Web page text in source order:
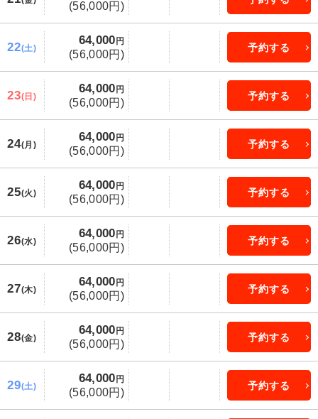
(56,000円)
22(土)
64,000 円
(56,000円)
予約する
23(日)
64,000 円
(56,000円)
予約する
24(月)
64,000 円
(56,000円)
予約する
25(火)
64,000 円
(56,000円)
予約する
26(水)
64,000 円
(56,000円)
予約する
27(木)
64,000 円
(56,000円)
予約する
28(金)
64,000 円
(56,000円)
予約する
29(土)
64,000 円
(56,000円)
予約する